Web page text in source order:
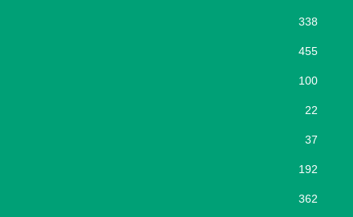
338
455
100
22
37
192
362